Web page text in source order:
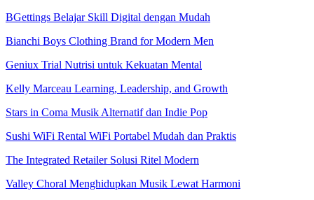
BGettings Belajar Skill Digital dengan Mudah
Bianchi Boys Clothing Brand for Modern Men
Geniux Trial Nutrisi untuk Kekuatan Mental
Kelly Marceau Learning, Leadership, and Growth
Stars in Coma Musik Alternatif dan Indie Pop
Sushi WiFi Rental WiFi Portabel Mudah dan Praktis
The Integrated Retailer Solusi Ritel Modern
Valley Choral Menghidupkan Musik Lewat Harmoni